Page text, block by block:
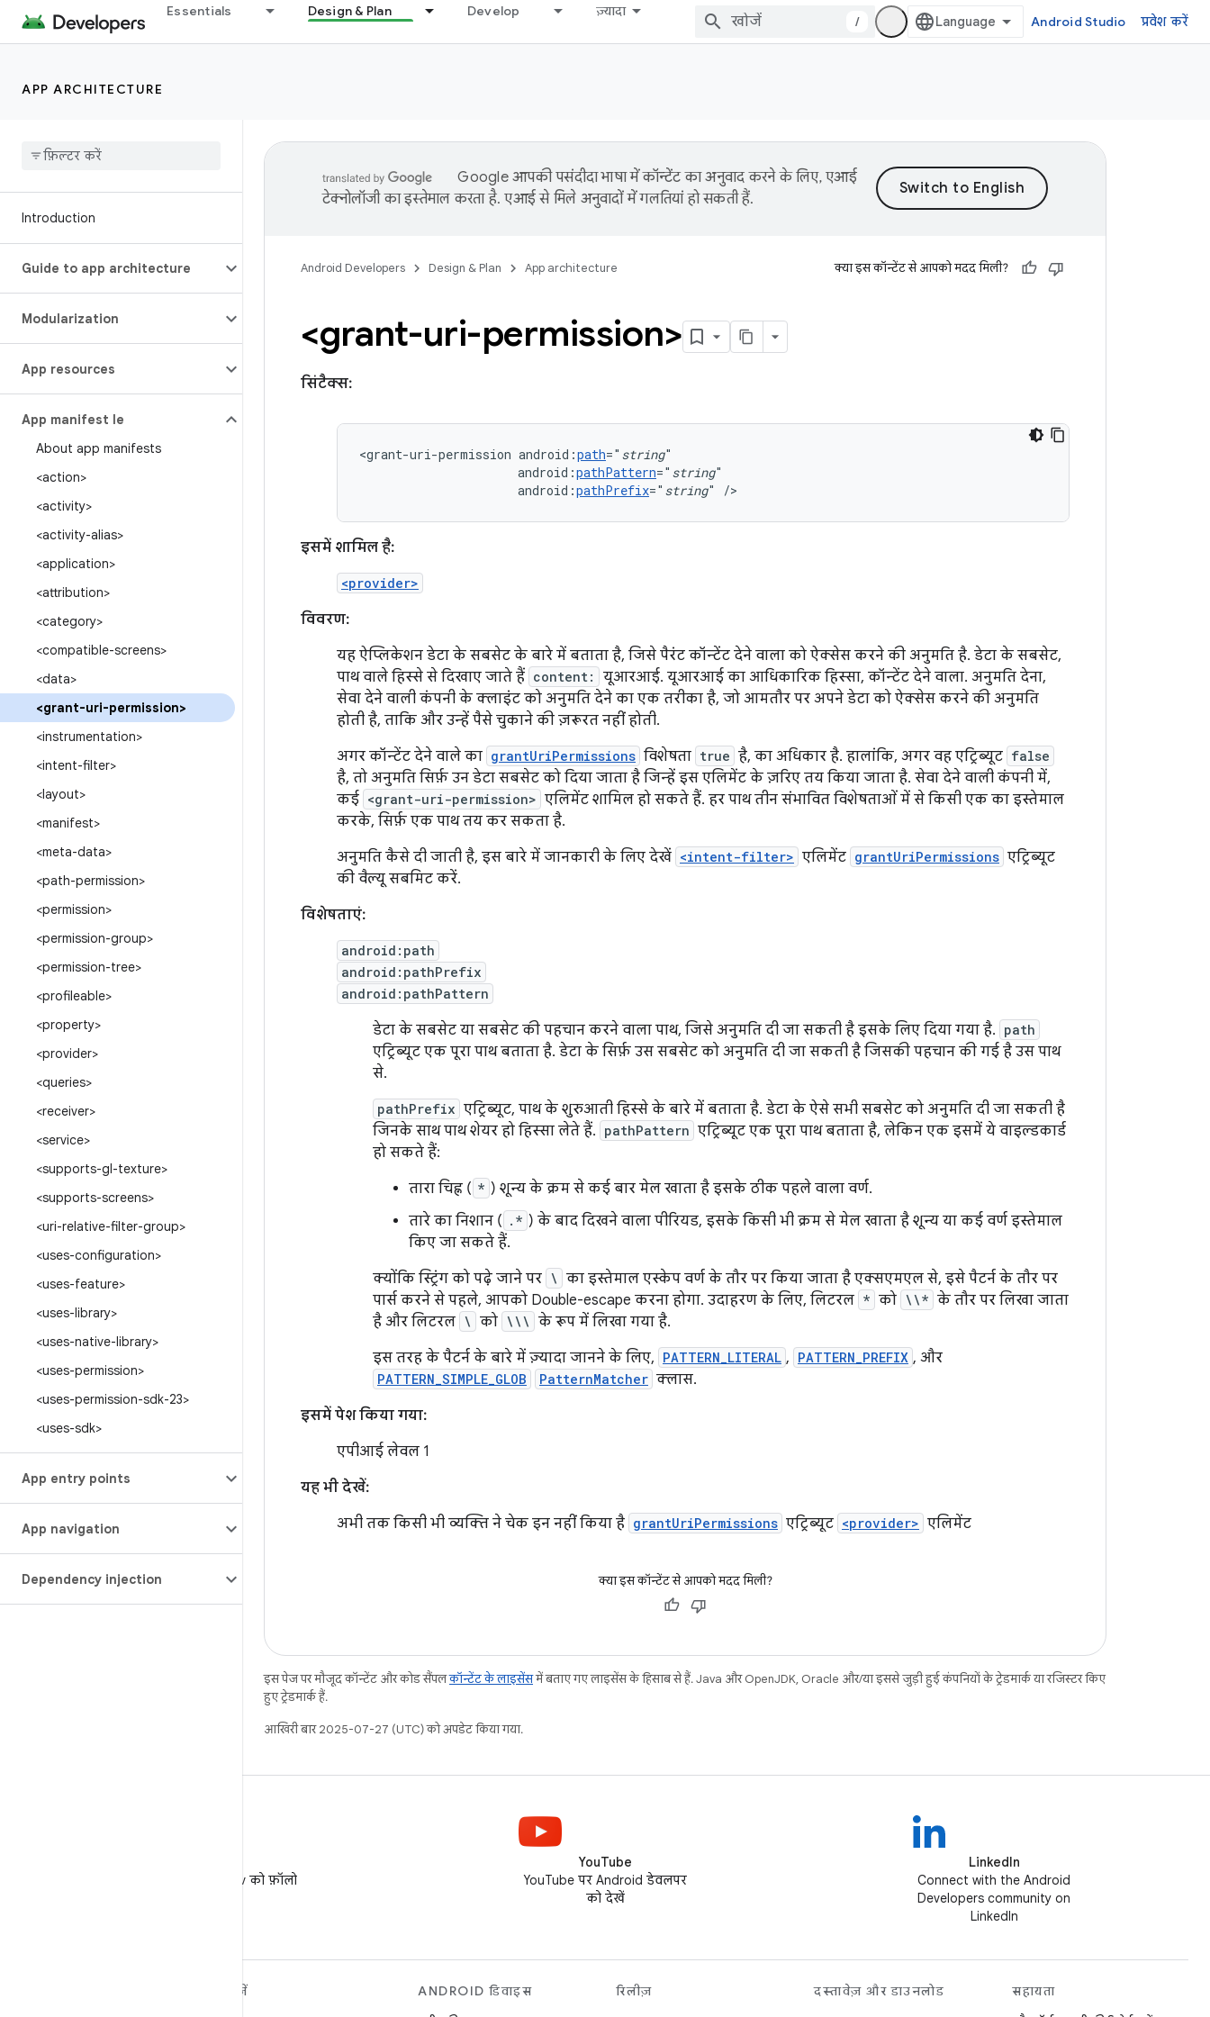
Essentials Design & Plan Develop ज़्यादा
/ Android Studio प्रवेश करें
APP ARCHITECTURE
Introduction
Guide to app architecture
Modularization
App resources
App manifest file
About app manifests
<action>
<activity>
<activity-alias>
<application>
<attribution>
<category>
<compatible-screens>
<data>
<grant-uri-permission>
<instrumentation>
<intent-filter>
<layout>
<manifest>
<meta-data>
<path-permission>
<permission>
<permission-group>
<permission-tree>
<profileable>
<property>
<provider>
<queries>
<receiver>
<service>
<supports-gl-texture>
<supports-screens>
<uri-relative-filter-group>
<uses-configuration>
<uses-feature>
<uses-library>
<uses-native-library>
<uses-permission>
<uses-permission-sdk-23>
<uses-sdk>
App entry points
App navigation
Dependency injection
Google आपकी पसंदीदा भाषा में कॉन्टेंट का अनुवाद करने के लिए, एआई
टेक्नोलॉजी का इस्तेमाल करता है. एआई से मिले अनुवादों में गलतियां हो सकती हैं.
Android Developers Design & Plan App architecture क्या इस कॉन्टेंट से आपको मदद मिली?
<grant-uri-permission>
सिंटैक्स:
<grant-uri-permission android:path=" string
android:pathPattern=" string
android:pathPrefix=" string" />
इसमें शामिल है:
<provider>
विवरण:
यह ऐप्लिकेशन डेटा के सबसेट के बारे में बताता है, जिसे पैरंट कॉन्टेंट देने वाला को ऐक्सेस करने की अनुमति है. डेटा के सबसेट,
पाथ वाले हिस्से से दिखाए जाते हैं content:
यूआरआई. यूआरआई का आधिकारिक हिस्सा, कॉन्टेंट देने वाला. अनुमति देना,
सेवा देने वाली कंपनी के क्लाइंट को अनुमति देने का एक तरीका है, जो आमतौर पर अपने डेटा को ऐक्सेस करने की अनुमति
होती है, ताकि और उन्हें पैसे चुकाने की ज़रूरत नहीं होती.
अगर कॉन्टेंट देने वाले का grantUriPermissions विशेषता true है, का अधिकार है. हालांकि, अगर वह एट्रिब्यूट false
है, तो अनुमति सिर्फ़ उन डेटा सबसेट को दिया जाता है जिन्हें इस एलिमेंट के ज़रिए तय किया जाता है. सेवा देने वाली कंपनी में,
कई <grant-uri-permission> एलिमेंट शामिल हो सकते हैं. हर पाथ तीन संभावित विशेषताओं में से किसी एक का इस्तेमाल
करके, सिर्फ़ एक पाथ तय कर सकता है.
अनुमति कैसे दी जाती है, इस बारे में जानकारी के लिए देखें <intent-filter> एलिमेंट grantUriPermissions एट्रिब्यूट
की वैल्यू सबमिट करें.
विशेषताएं:
android:path
android:pathPrefix
android:pathPattern
डेटा के सबसेट या सबसेट की पहचान करने वाला पाथ, जिसे अनुमति दी जा सकती है इसके लिए दिया गया है. path
एट्रिब्यूट एक पूरा पाथ बताता है. डेटा के सिर्फ़ उस सबसेट को अनुमति दी जा सकती है जिसकी पहचान की गई है उस पाथ
से.
pathPrefix एट्रिब्यूट, पाथ के शुरुआती हिस्से के बारे में बताता है. डेटा के ऐसे सभी सबसेट को अनुमति दी जा सकती है
जिनके साथ पाथ शेयर हो हिस्सा लेते हैं. pathPattern एट्रिब्यूट एक पूरा पाथ बताता है, लेकिन एक इसमें ये वाइल्डकार्ड
हो सकते हैं:
तारा चिह्न ( * ) शून्य के क्रम से कई बार मेल खाता है इसके ठीक पहले वाला वर्ण.
तारे का निशान ( .* ) के बाद दिखने वाला पीरियड, इसके किसी भी क्रम से मेल खाता है शून्य या कई वर्ण इस्तेमाल
किए जा सकते हैं.
क्योंकि स्ट्रिंग को पढ़े जाने पर \ का इस्तेमाल एस्केप वर्ण के तौर पर किया जाता है एक्सएमएल से, इसे पैटर्न के तौर पर
पार्स करने से पहले, आपको Double-escape करना होगा. उदाहरण के लिए, लिटरल * को \\* के तौर पर लिखा जाता
है और लिटरल \ को \\\ के रूप में लिखा गया है.
इस तरह के पैटर्न के बारे में ज़्यादा जानने के लिए, PATTERN_LITERAL , PATTERN_PREFIX , और
PATTERN_SIMPLE_GLOB PatternMatcher क्लास.
इसमें पेश किया गया:
एपीआई लेवल 1
यह भी देखें:
अभी तक किसी भी व्यक्ति ने चेक इन नहीं किया है grantUriPermissions एट्रिब्यूट <provider> एलिमेंट
क्या इस कॉन्टेंट से आपको मदद मिली?
इस पेज पर मौजूद कॉन्टेंट और कोड सैंपलकॉन्टेंट के लाइसेंसमें बताए गए लाइसेंस के हिसाब से हैं. Java और OpenJDK, Oracle और/या इससे जुड़ी हुई कंपनियों के ट्रेडमार्क या रजिस्टर किए
हुए ट्रेडमार्क हैं.
आखिरी बार 2025-07-27 (UTC) को अपडेट किया गया.
X पर @AndroidDev को फ़ॉलो
YouTube
YouTube पर Android डेवलपर
को देखें
LinkedIn
Connect with the Android
Developers community on
LinkedIn
खोजें
ANDROID डिवाइस
रिलीज़
दस्तावेज़ और डाउनलोड
सहायता